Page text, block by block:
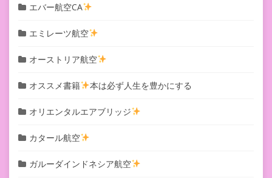
エバー航空CA
エミレーツ航空
オーストリア航空
オススメ書籍 本は必ず人生を豊かにする
オリエンタルエアブリッジ
カタール航空
ガルーダインドネシア航空